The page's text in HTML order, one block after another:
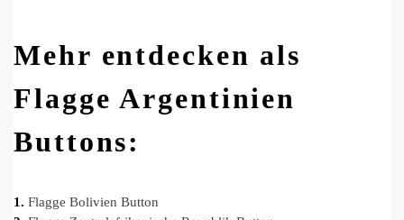
Mehr entdecken als
Flagge Argentinien
Buttons:
1. Flagge Bolivien Button